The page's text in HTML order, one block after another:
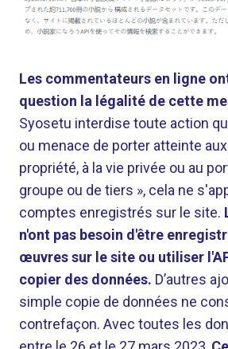
Les commentateurs en ligne
question la légalité de cette
Syosetu interdise toute action
ou menace de porter atteinte
propriété, à la vie privée ou au
groupe ou de tiers », cela ne
comptes enregistrés sur le site.
n'ont pas besoin d'être
œuvres sur le site ou utiliser
copier des données. D’autres
simple copie de données ne
contrefaçon. Avec toutes les